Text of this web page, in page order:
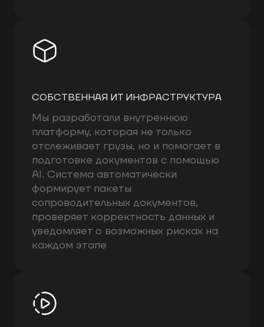
СОБСТВЕННАЯ ИТ ИНФРАСТРУКТУРА
Мы разработали внутреннюю
платформу, которая не только
отслеживает грузы, но и помогает в
подготовке документов с помощью
AI. Система автоматически
формирует пакеты
сопроводительных документов,
проверяет корректность данных и
уведомляет о возможных рисках на
каждом этапе